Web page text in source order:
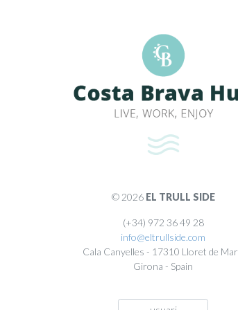
© 2026 EL TRULL SIDE
(+34) 972 36 49 28
info@eltrullside.com
Cala Canyelles - 17310 Lloret de Mar
Girona - Spain